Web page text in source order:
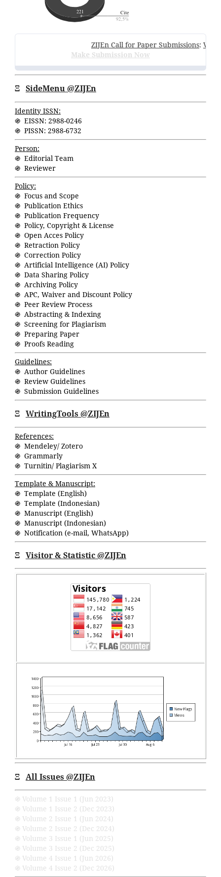
ZIJEn Call for Paper Submissions:
Make Submission Now
Ξ SideMenu @ZIJEn
Identity ISSN:
֍ EISSN: 2988-0246
֍ PISSN: 2988-6732
Person:
֍ Editorial Team
֍ Reviewer
Policy:
֍ Focus and Scope
֍ Publication Ethics
֍ Publication Frequency
֍ Policy, Copyright & License
֍ Open Acces Policy
֍ Retraction Policy
֍ Correction Policy
֍ Artificial Intelligence (AI) Policy
֍ Data Sharing Policy
֍ Archiving Policy
֍ APC, Waiver and Discount Policy
֍ Peer Review Process
֍ Abstracting & Indexing
֍ Screening for Plagiarism
֍ Preparing Paper
֍ Proofs Reading
Guidelines:
֍ Author Guidelines
֍ Review Guidelines
֍ Submission Guidelines
Ξ WritingTools @ZIJEn
References:
֍ Mendeley/ Zotero
֍ Grammarly
֍ Turnitin/ Plagiarism X
Template & Manuscript:
֍ Template (English)
֍ Template (Indonesian)
֍ Manuscript (English)
֍ Manuscript (Indonesian)
֍ Notification (e-mail, WhatsApp)
Ξ Visitor & Statistic @ZIJEn
Ξ All Issues @ZIJEn
֍ Volume 1 Issue 1 (Jun 2023)
֍ Volume 1 Issue 2 (Dec 2023)
֍ Volume 2 Issue 1 (Jun 2024)
֍ Volume 2 Issue 2 (Dec 2024)
֍ Volume 3 Issue 1 (Jun 2025)
֍ Volume 3 Issue 2 (Dec 2025)
֍ Volume 4 Issue 1 (Jun 2026)
֍ Volume 4 Issue 2 (Dec 2026)